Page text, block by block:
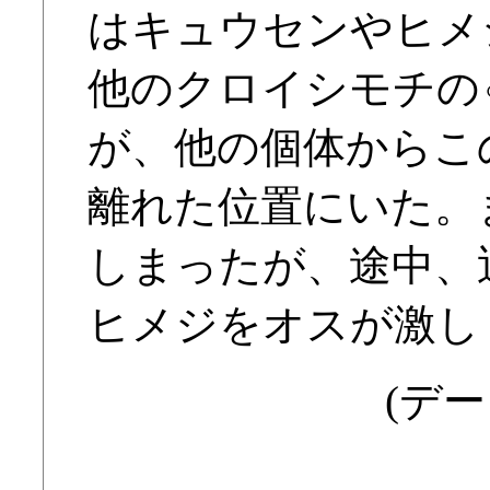
はキュウセンやヒ
他のクロイシモチ
が、他の個体から
離れた位置にいた
しまったが、途中
ヒメジをオスが激
(デ